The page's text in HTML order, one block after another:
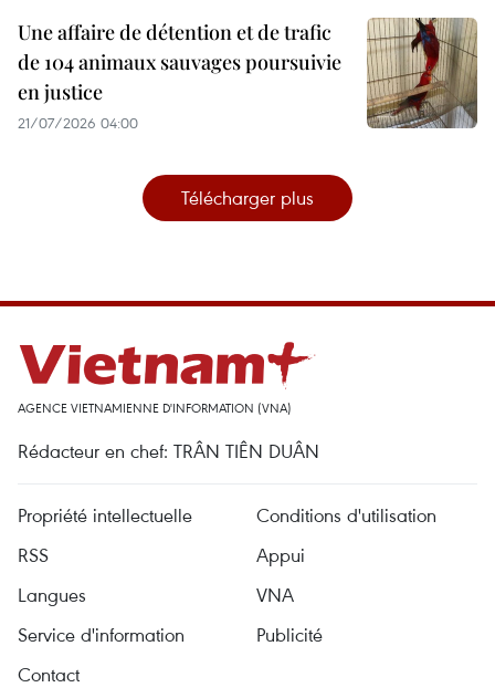
Une affaire de détention et de trafic
de 104 animaux sauvages poursuivie
en justice
21/07/2026 04:00
Télécharger plus
AGENCE VIETNAMIENNE D'INFORMATION (VNA)
Rédacteur en chef: TRÂN TIÊN DUÂN
Propriété intellectuelle
Conditions d'utilisation
RSS
Appui
Langues
VNA
Service d'information
Publicité
Contact